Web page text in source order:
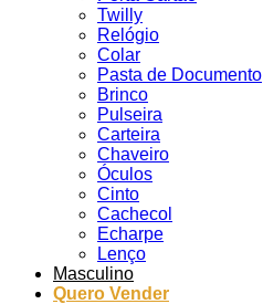
Twilly
Relógio
Colar
Pasta de Documento
Brinco
Pulseira
Carteira
Chaveiro
Óculos
Cinto
Cachecol
Echarpe
Lenço
Masculino
Quero Vender